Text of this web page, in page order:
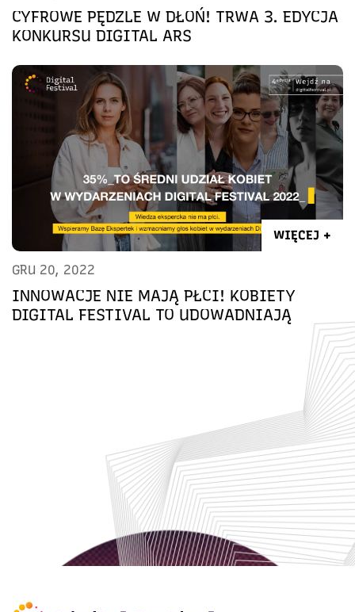
CYFROWE PĘDZLE W DŁOŃ! TRWA 3. EDYCJA
KONKURSU DIGITAL ARS
WIĘCEJ +
GRU 20, 2022
INNOWACJE NIE MAJĄ PŁCI! KOBIETY
DIGITAL FESTIVAL TO UDOWADNIAJĄ